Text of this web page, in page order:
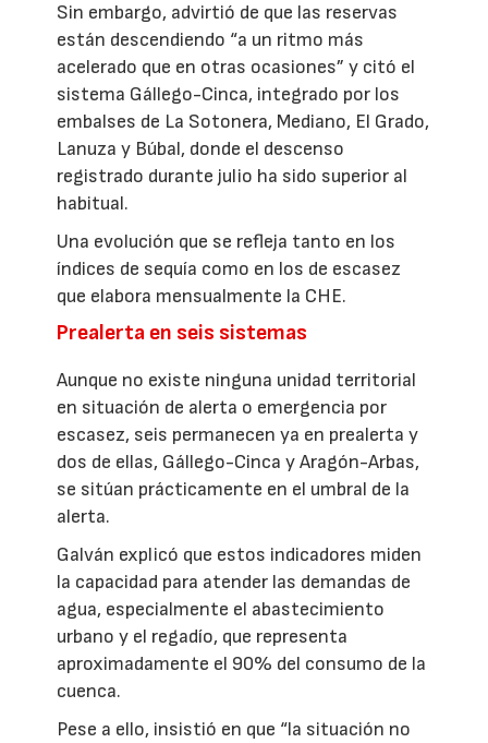
Sin embargo, advirtió de que las reservas
están descendiendo “a un ritmo más
acelerado que en otras ocasiones” y citó el
sistema Gállego-Cinca, integrado por los
embalses de La Sotonera, Mediano, El Grado,
Lanuza y Búbal, donde el descenso
registrado durante julio ha sido superior al
habitual.
Una evolución que se refleja tanto en los
índices de sequía como en los de escasez
que elabora mensualmente la CHE.
Prealerta en seis sistemas
Aunque no existe ninguna unidad territorial
en situación de alerta o emergencia por
escasez, seis permanecen ya en prealerta y
dos de ellas, Gállego-Cinca y Aragón-Arbas,
se sitúan prácticamente en el umbral de la
alerta.
Galván explicó que estos indicadores miden
la capacidad para atender las demandas de
agua, especialmente el abastecimiento
urbano y el regadío, que representa
aproximadamente el 90% del consumo de la
cuenca.
Pese a ello, insistió en que “la situación no